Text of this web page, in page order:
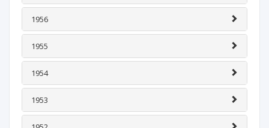
1956
1955
1954
1953